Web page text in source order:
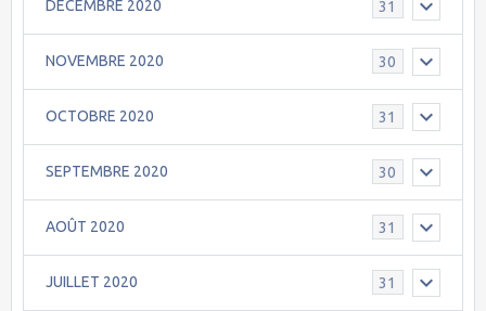
DECEMBRE 2020 31
NOVEMBRE 2020 30
OCTOBRE 2020 31
SEPTEMBRE 2020 30
AOÛT 2020 31
JUILLET 2020 31